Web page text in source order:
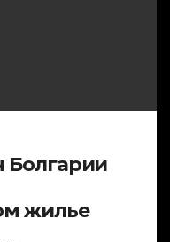
Болгарии
жилье